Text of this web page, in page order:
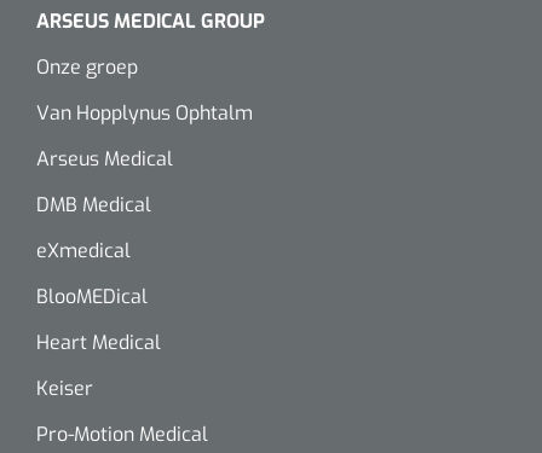
ARSEUS MEDICAL GROUP
Onze groep
Van Hopplynus Ophtalm
Arseus Medical
DMB Medical
eXmedical
BlooMEDical
Heart Medical
Keiser
Pro-Motion Medical